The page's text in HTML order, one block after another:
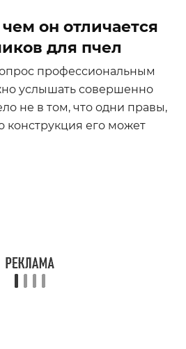
он отличается
для пчел
профессиональным
услышать совершенно
не в том, что одни правы,
конструкция его может